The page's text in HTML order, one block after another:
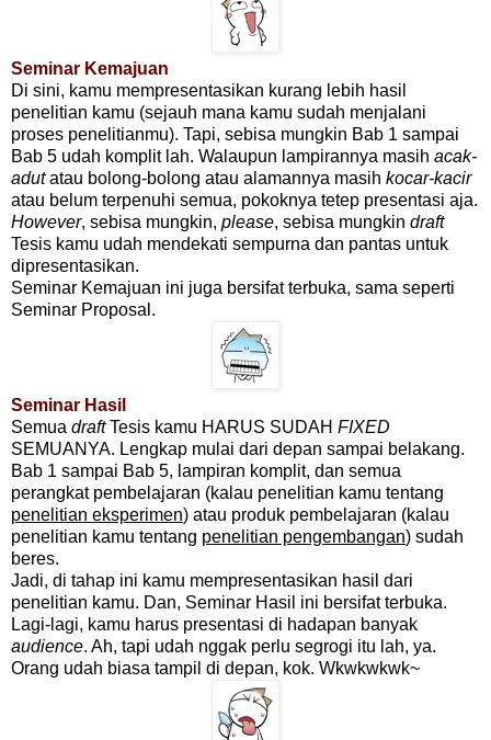
Seminar Kemajuan
Di sini, kamu mempresentasikan kurang lebih hasil
penelitian kamu (sejauh mana kamu sudah menjalani
proses penelitianmu). Tapi, sebisa mungkin Bab 1 sampai
Bab 5 udah komplit lah. Walaupun lampirannya masih acak-
adutatau bolong-bolong atau alamannya masih kocar-kacir
atau belum terpenuhi semua, pokoknya tetep presentasi aja.
However, sebisa mungkin, please, sebisa mungkin draft
Tesis kamu udah mendekati sempurna dan pantas untuk
dipresentasikan.
Seminar Kemajuan ini juga bersifat terbuka, sama seperti
Seminar Proposal.
Seminar Hasil
Semua draftTesis kamu HARUS SUDAH FIXED
SEMUANYA. Lengkap mulai dari depan sampai belakang.
Bab 1 sampai Bab 5, lampiran komplit, dan semua
perangkat pembelajaran (kalau penelitian kamu tentang
penelitian eksperimen) atau produk pembelajaran (kalau
penelitian kamu tentang penelitian pengembangan) sudah
beres.
Jadi, di tahap ini kamu mempresentasikan hasil dari
penelitian kamu. Dan, Seminar Hasil ini bersifat terbuka.
Lagi-lagi, kamu harus presentasi di hadapan banyak
audience. Ah, tapi udah nggak perlu segrogi itu lah, ya.
Orang udah biasa tampil di depan, kok. Wkwkwkwk~